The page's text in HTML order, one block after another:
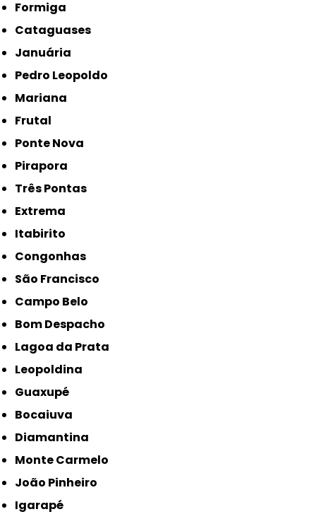
Formiga
Cataguases
Januária
Pedro Leopoldo
Mariana
Frutal
Ponte Nova
Pirapora
Três Pontas
Extrema
Itabirito
Congonhas
São Francisco
Campo Belo
Bom Despacho
Lagoa da Prata
Leopoldina
Guaxupé
Bocaiuva
Diamantina
Monte Carmelo
João Pinheiro
Igarapé